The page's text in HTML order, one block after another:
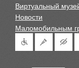
Виртуальный
Новости
Маломобильным